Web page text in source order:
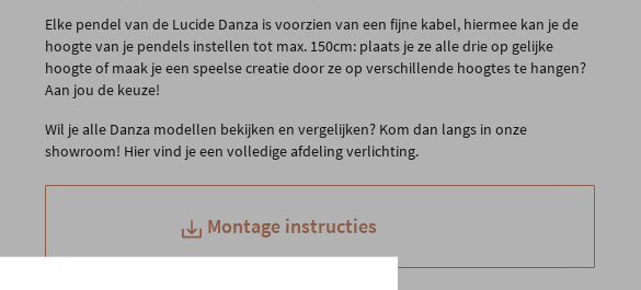
Elke pendel van de Lucide Danza is voorzien van een fijne kabel, hiermee kan je de
hoogte van je pendels instellen tot max. 150cm: plaats je ze alle drie op gelijke
hoogte of maak je een speelse creatie door ze op verschillende hoogtes te hangen?
Aan jou de keuze!
Wil je alle Danza modellen bekijken en vergelijken? Kom dan langs in onze
showroom! Hier vind je een volledige afdeling verlichting.
Montage instructies